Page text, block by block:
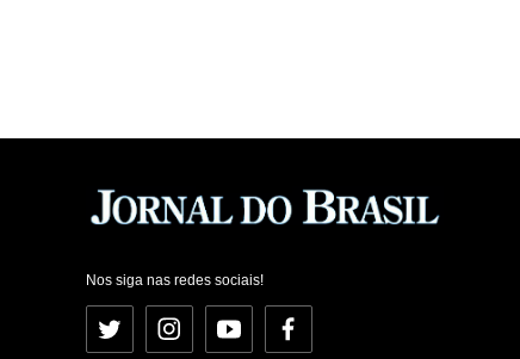
Nos siga nas redes sociais!
Twitter InstagramYouTubeFacebook